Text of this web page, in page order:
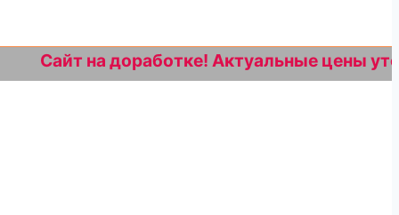
на доработке! Актуальные цены